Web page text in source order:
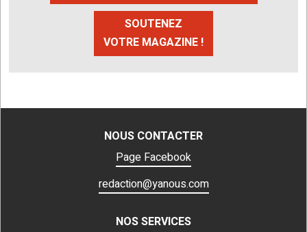
SOUTENEZ
VOTRE MAGAZINE !
NOUS CONTACTER
Page Facebook
redaction@yanous.com
NOS SERVICES